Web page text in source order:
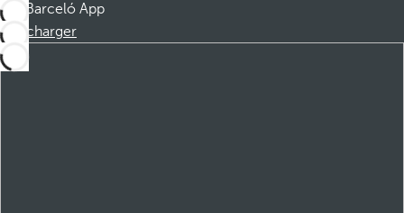
Barceló App
Télécharger